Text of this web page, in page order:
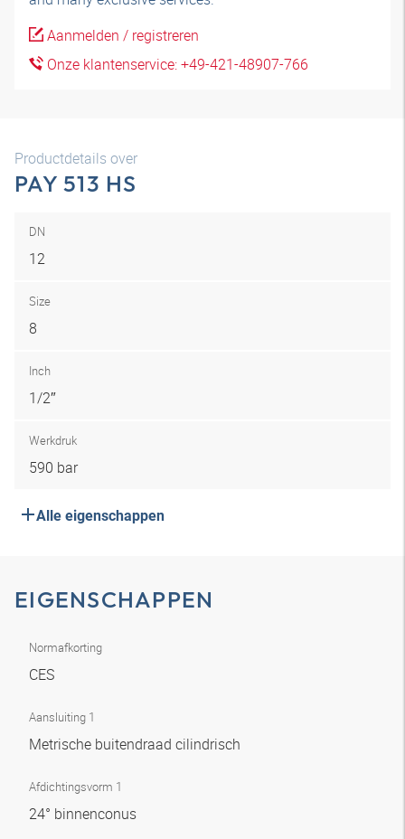
Aanmelden / registreren
Onze klantenservice: +49-421-48907-766
Productdetails over
PAY 513 HS
DN
12
Size
8
Inch
1/2″
Werkdruk
590 bar
Alle eigenschappen
EIGENSCHAPPEN
Normafkorting
CES
Aansluiting 1
Metrische buitendraad cilindrisch
Afdichtingsvorm 1
24° binnenconus